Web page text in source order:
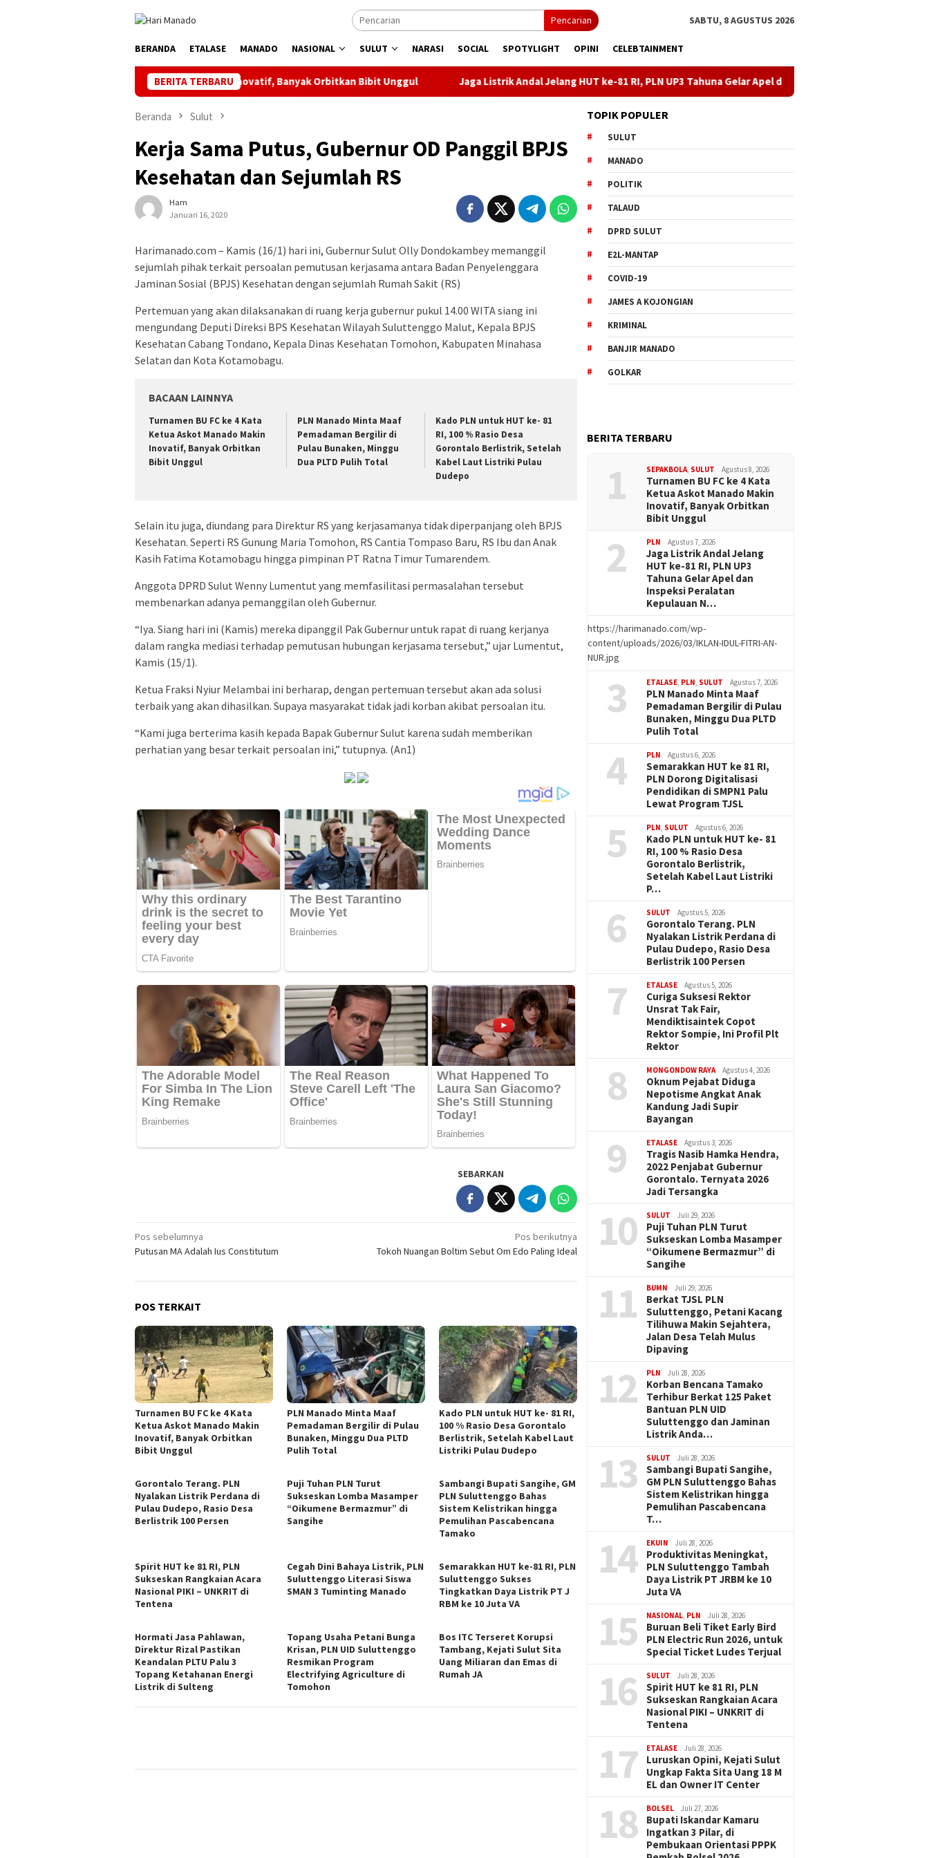
Pencarian SABTU, 8 AGUSTUS 2026
BERANDA ETALASE MANADO NASIONAL SULUT NARASI SOCIAL SPOTYLIGHT OPINI CELEBTAINMENT
BERITA TERBARU
Ketua Askot Manado Makin Inovatif, Banyak Orbitkan Bibit Unggul Jaga Listrik Andal Jelang HUT ke-81 RI, PLN UP3 Tahuna Gelar Apel dan Inspeksi Peralatan Kepulauan Nusa Utara
Beranda Sulut
Kerja Sama Putus, Gubernur OD Panggil BPJS
Kesehatan dan Sejumlah RS
Ham
Januari 16, 2020
Harimanado.com – Kamis (16/1) hari ini, Gubernur Sulut Olly Dondokambey memanggil
sejumlah pihak terkait persoalan pemutusan kerjasama antara Badan Penyelenggara
Jaminan Sosial (BPJS) Kesehatan dengan sejumlah Rumah Sakit (RS)
Pertemuan yang akan dilaksanakan di ruang kerja gubernur pukul 14.00 WITA siang ini
mengundang Deputi Direksi BPS Kesehatan Wilayah Suluttenggo Malut, Kepala BPJS
Kesehatan Cabang Tondano, Kepala Dinas Kesehatan Tomohon, Kabupaten Minahasa
Selatan dan Kota Kotamobagu.
BACAAN LAINNYA
Turnamen BU FC ke 4 Kata
Ketua Askot Manado Makin
Inovatif, Banyak Orbitkan
Bibit Unggul
PLN Manado Minta Maaf
Pemadaman Bergilir di
Pulau Bunaken, Minggu
Dua PLTD Pulih Total
Kado PLN untuk HUT ke- 81
RI, 100 % Rasio Desa
Gorontalo Berlistrik, Setelah
Kabel Laut Listriki Pulau
Dudepo
Selain itu juga, diundang para Direktur RS yang kerjasamanya tidak diperpanjang oleh BPJS
Kesehatan. Seperti RS Gunung Maria Tomohon, RS Cantia Tompaso Baru, RS Ibu dan Anak
Kasih Fatima Kotamobagu hingga pimpinan PT Ratna Timur Tumarendem.
Anggota DPRD Sulut Wenny Lumentut yang memfasilitasi permasalahan tersebut
membenarkan adanya pemanggilan oleh Gubernur.
“Iya. Siang hari ini (Kamis) mereka dipanggil Pak Gubernur untuk rapat di ruang kerjanya
dalam rangka mediasi terhadap pemutusan hubungan kerjasama tersebut,” ujar Lumentut,
Kamis (15/1).
Ketua Fraksi Nyiur Melambai ini berharap, dengan pertemuan tersebut akan ada solusi
terbaik yang akan dihasilkan. Supaya masyarakat tidak jadi korban akibat persoalan itu.
“Kami juga berterima kasih kepada Bapak Gubernur Sulut karena sudah memberikan
perhatian yang besar terkait persoalan ini,” tutupnya. (An1)
SEBARKAN
Navigasi
pos
Pos sebelumnya
Putusan MA Adalah Ius Constitutum
Pos berikutnya
Tokoh Nuangan Boltim Sebut Om Edo Paling Ideal
POS TERKAIT
Turnamen BU FC ke 4 Kata
Ketua Askot Manado Makin
Inovatif, Banyak Orbitkan
Bibit Unggul
PLN Manado Minta Maaf
Pemadaman Bergilir di Pulau
Bunaken, Minggu Dua PLTD
Pulih Total
Kado PLN untuk HUT ke- 81 RI,
100 % Rasio Desa Gorontalo
Berlistrik, Setelah Kabel Laut
Listriki Pulau Dudepo
Gorontalo Terang. PLN
Nyalakan Listrik Perdana di
Pulau Dudepo, Rasio Desa
Berlistrik 100 Persen
Puji Tuhan PLN Turut
Sukseskan Lomba Masamper
“Oikumene Bermazmur” di
Sangihe
Sambangi Bupati Sangihe, GM
PLN Suluttenggo Bahas
Sistem Kelistrikan hingga
Pemulihan Pascabencana
Tamako
Spirit HUT ke 81 RI, PLN
Sukseskan Rangkaian Acara
Nasional PIKI – UNKRIT di
Tentena
Cegah Dini Bahaya Listrik, PLN
Suluttenggo Literasi Siswa
SMAN 3 Tuminting Manado
Semarakkan HUT ke-81 RI, PLN
Suluttenggo Sukses
Tingkatkan Daya Listrik PT J
RBM ke 10 Juta VA
Hormati Jasa Pahlawan,
Direktur Rizal Pastikan
Keandalan PLTU Palu 3
Topang Ketahanan Energi
Listrik di Sulteng
Topang Usaha Petani Bunga
Krisan, PLN UID Suluttenggo
Resmikan Program
Electrifying Agriculture di
Tomohon
Bos ITC Terseret Korupsi
Tambang, Kejati Sulut Sita
Uang Miliaran dan Emas di
Rumah JA
TOPIK POPULER
SULUT
MANADO
POLITIK
TALAUD
DPRD SULUT
E2L-MANTAP
COVID-19
JAMES A KOJONGIAN
KRIMINAL
BANJIR MANADO
GOLKAR
BERITA TERBARU
1 SEPAKBOLA, SULUT Agustus 8, 2026
Turnamen BU FC ke 4 Kata
Ketua Askot Manado Makin
Inovatif, Banyak Orbitkan
Bibit Unggul
2 PLN Agustus 7, 2026
Jaga Listrik Andal Jelang
HUT ke-81 RI, PLN UP3
Tahuna Gelar Apel dan
Inspeksi Peralatan
Kepulauan N…
https://harimanado.com/wp-
content/uploads/2026/03/IKLAN-IDUL-FITRI-AN-
NUR.jpg
3 ETALASE, PLN, SULUT Agustus 7, 2026
PLN Manado Minta Maaf
Pemadaman Bergilir di Pulau
Bunaken, Minggu Dua PLTD
Pulih Total
4 PLN Agustus 6, 2026
Semarakkan HUT ke 81 RI,
PLN Dorong Digitalisasi
Pendidikan di SMPN1 Palu
Lewat Program TJSL
5 PLN, SULUT Agustus 6, 2026
Kado PLN untuk HUT ke- 81
RI, 100 % Rasio Desa
Gorontalo Berlistrik,
Setelah Kabel Laut Listriki
P…
6 SULUT Agustus 5, 2026
Gorontalo Terang. PLN
Nyalakan Listrik Perdana di
Pulau Dudepo, Rasio Desa
Berlistrik 100 Persen
7 ETALASE Agustus 5, 2026
Curiga Suksesi Rektor
Unsrat Tak Fair,
Mendiktisaintek Copot
Rektor Sompie, Ini Profil Plt
Rektor
8 MONGONDOW RAYA Agustus 4, 2026
Oknum Pejabat Diduga
Nepotisme Angkat Anak
Kandung Jadi Supir
Bayangan
9 ETALASE Agustus 3, 2026
Tragis Nasib Hamka Hendra,
2022 Penjabat Gubernur
Gorontalo. Ternyata 2026
Jadi Tersangka
10 SULUT Juli 29, 2026
Puji Tuhan PLN Turut
Sukseskan Lomba Masamper
“Oikumene Bermazmur” di
Sangihe
11 BUMN Juli 29, 2026
Berkat TJSL PLN
Suluttenggo, Petani Kacang
Tilihuwa Makin Sejahtera,
Jalan Desa Telah Mulus
Dipaving
12 PLN Juli 28, 2026
Korban Bencana Tamako
Terhibur Berkat 125 Paket
Bantuan PLN UID
Suluttenggo dan Jaminan
Listrik Anda…
13 SULUT Juli 28, 2026
Sambangi Bupati Sangihe,
GM PLN Suluttenggo Bahas
Sistem Kelistrikan hingga
Pemulihan Pascabencana
T…
14 EKUIN Juli 28, 2026
Produktivitas Meningkat,
PLN Suluttenggo Tambah
Daya Listrik PT JRBM ke 10
Juta VA
15 NASIONAL, PLN Juli 28, 2026
Buruan Beli Tiket Early Bird
PLN Electric Run 2026, untuk
Special Ticket Ludes Terjual
16 SULUT Juli 28, 2026
Spirit HUT ke 81 RI, PLN
Sukseskan Rangkaian Acara
Nasional PIKI – UNKRIT di
Tentena
17 ETALASE Juli 28, 2026
Luruskan Opini, Kejati Sulut
Ungkap Fakta Sita Uang 18 M
EL dan Owner IT Center
18 BOLSEL Juli 27, 2026
Bupati Iskandar Kamaru
Ingatkan 3 Pilar, di
Pembukaan Orientasi PPPK